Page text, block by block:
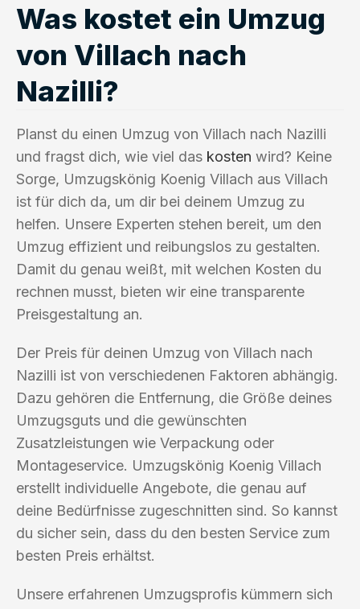
Was kostet ein Umzug
von Villach nach
Nazilli?
Planst du einen Umzug von Villach nach Nazilli
und fragst dich, wie viel das kosten wird? Keine
Sorge, Umzugskönig Koenig Villach aus Villach
ist für dich da, um dir bei deinem Umzug zu
helfen. Unsere Experten stehen bereit, um den
Umzug effizient und reibungslos zu gestalten.
Damit du genau weißt, mit welchen Kosten du
rechnen musst, bieten wir eine transparente
Preisgestaltung an.
Der Preis für deinen Umzug von Villach nach
Nazilli ist von verschiedenen Faktoren abhängig.
Dazu gehören die Entfernung, die Größe deines
Umzugsguts und die gewünschten
Zusatzleistungen wie Verpackung oder
Montageservice. Umzugskönig Koenig Villach
erstellt individuelle Angebote, die genau auf
deine Bedürfnisse zugeschnitten sind. So kannst
du sicher sein, dass du den besten Service zum
besten Preis erhältst.
Unsere erfahrenen Umzugsprofis kümmern sich